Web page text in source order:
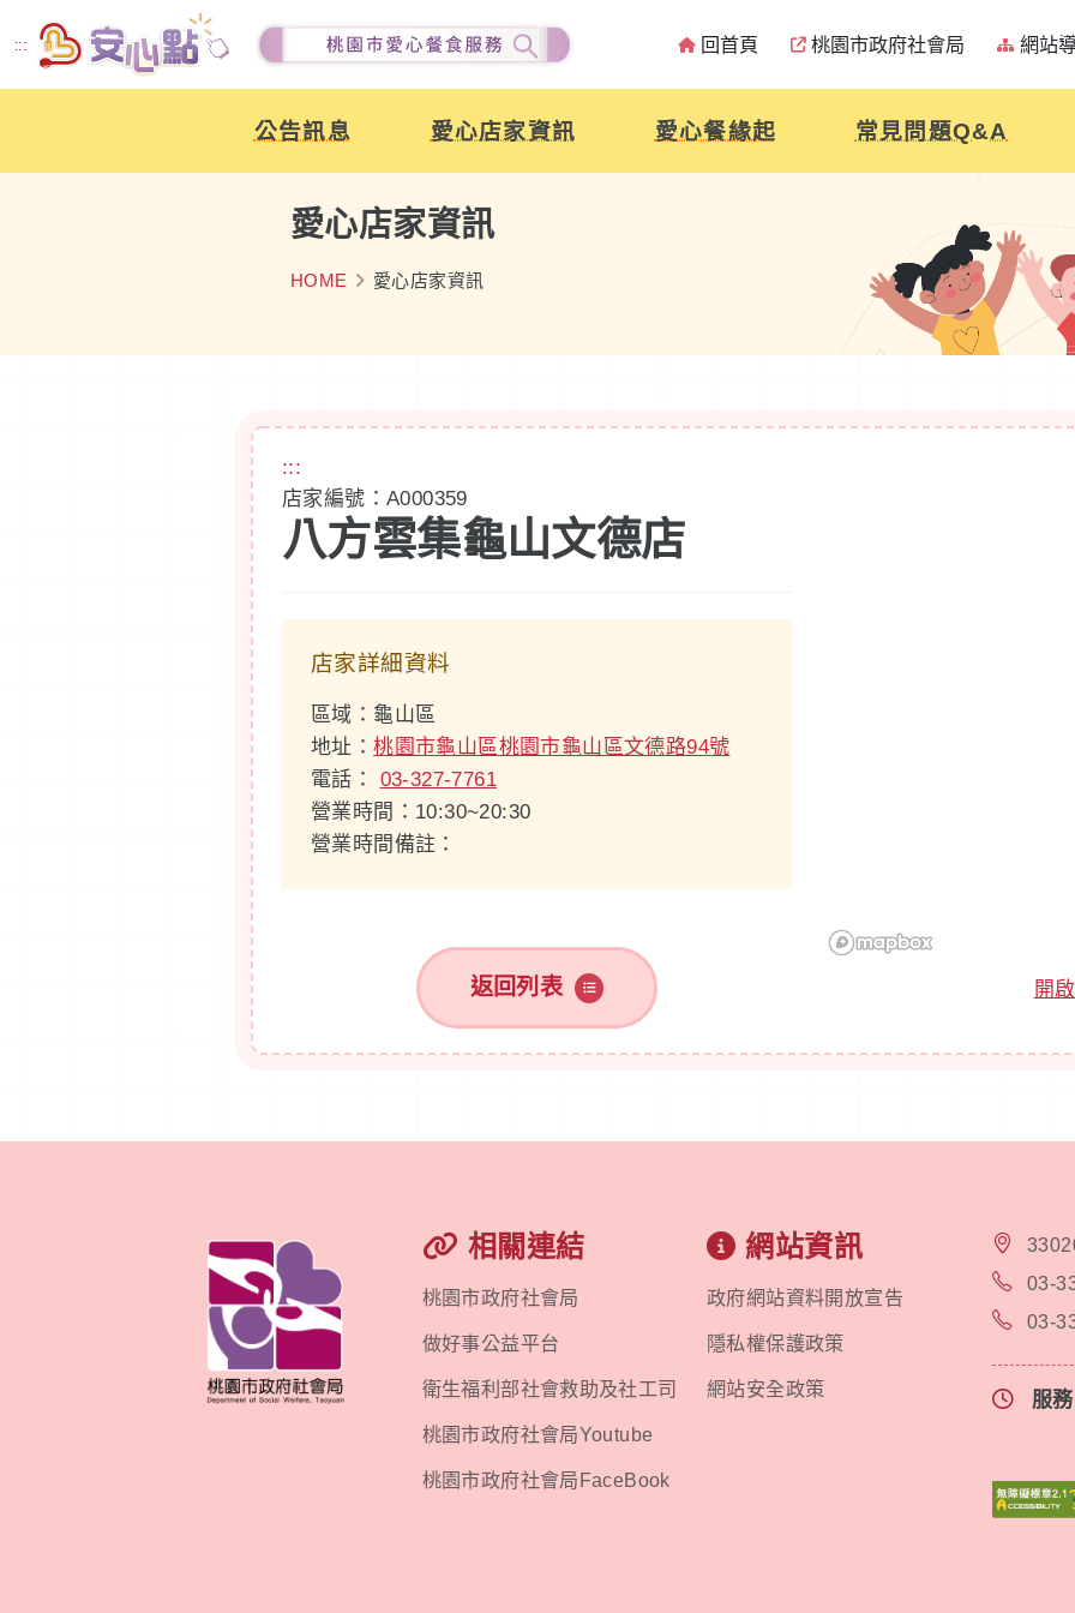
::: 回首頁 桃園市政府社會局 網站
公告訊息 愛心店家資訊 愛心餐緣起 常見問題Q&A
愛心店家資訊
HOME 愛心店家資訊
:::
店家編號：A000359
八方雲集龜山文德店
店家詳細資料
區域：龜山區
地址：桃園市龜山區桃園市龜山區文德路94號
電話： 03-327-7761
營業時間：10:30~20:30
營業時間備註：
返回列表 開
相關連結
桃園市政府社會局
做好事公益平台
衛生福利部社會救助及社工司
桃園市政府社會局Youtube
桃園市政府社會局FaceBook
網站資訊
政府網站資料開放宣告
隱私權保護政策
網站安全政策
03-
03-
服